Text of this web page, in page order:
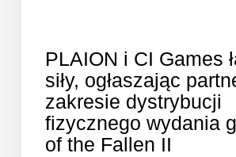
PLAION i CI Games
siły, ogłaszając
zakresie dystrybucji
fizycznego wydania
of the Fallen II